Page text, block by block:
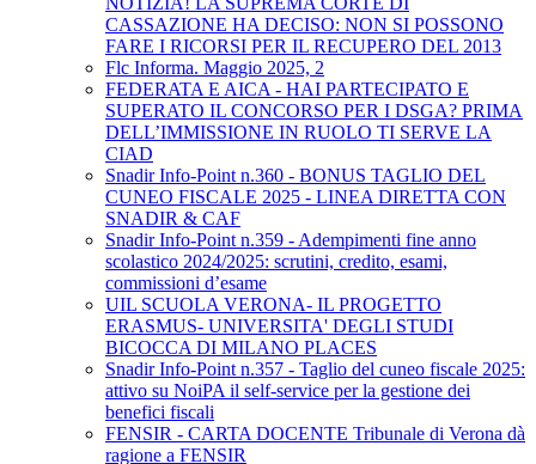
CASSAZIONE HA DECISO: NON SI POSSONO
FARE I RICORSI PER IL RECUPERO DEL 2013
Flc Informa. Maggio 2025, 2
FEDERATA E AICA - HAI PARTECIPATO E
SUPERATO IL CONCORSO PER I DSGA? PRIMA
DELL’IMMISSIONE IN RUOLO TI SERVE LA
CIAD
Snadir Info-Point n.360 - BONUS TAGLIO DEL
CUNEO FISCALE 2025 - LINEA DIRETTA CON
SNADIR & CAF
Snadir Info-Point n.359 - Adempimenti fine anno
scolastico 2024/2025: scrutini, credito, esami,
commissioni d’esame
UIL SCUOLA VERONA- IL PROGETTO
ERASMUS- UNIVERSITA' DEGLI STUDI
BICOCCA DI MILANO PLACES
Snadir Info-Point n.357 - Taglio del cuneo fiscale 2025:
attivo su NoiPA il self-service per la gestione dei
benefici fiscali
FENSIR - CARTA DOCENTE Tribunale di Verona dà
ragione a FENSIR